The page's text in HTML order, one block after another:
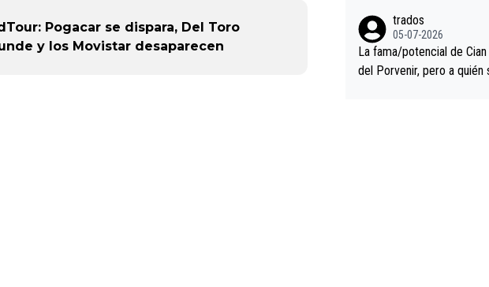
Pogacar se dispara, Del Toro
y los Movistar desaparecen
trados
05-07-2026
La fama/potencial de
del Porvenir, pero a